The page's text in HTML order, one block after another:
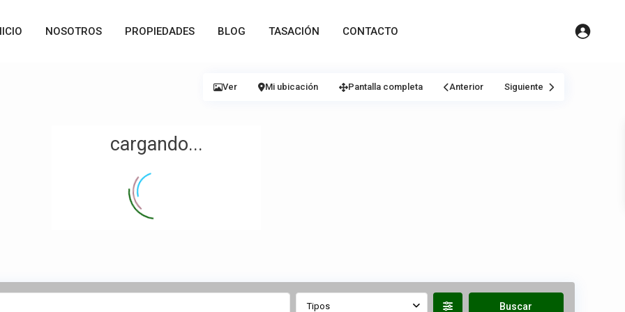
NOSOTROS PROPIEDADES BLOG TASACIÓN CONTACTO
cargando...
Ver Mi ubicación Pantalla completa Anterior Siguiente
Tipos